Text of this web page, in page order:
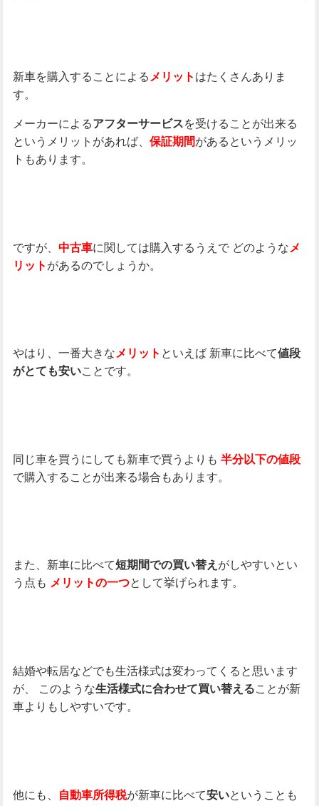
新車を購入することによる メリット はたくさんありま
す。
メーカーによるアフターサービスを受けることが出来る
というメリットがあれば、 保証期間があるというメリッ
トもあります。
ですが、 中古車に関しては購入するうえでどのような メ
リット があるのでしょうか。
やはり、一番大きな メリット といえば新車に比べて値段
がとても安いことです。
同じ車を買うにしても新車で買うよりも 半分以下の値段
で購入することが出来る場合もあります。
また、新車に比べて短期間での買い替え がしやすいとい
う点も メリットの一つとして挙げられます。
結婚や転居などでも生活様式は変わってくると思います
が、
このような生活様式に合わせて買い替えることが新
車よりもしやすいです。
他にも、 自動車所得税が新車に比べて安いということも